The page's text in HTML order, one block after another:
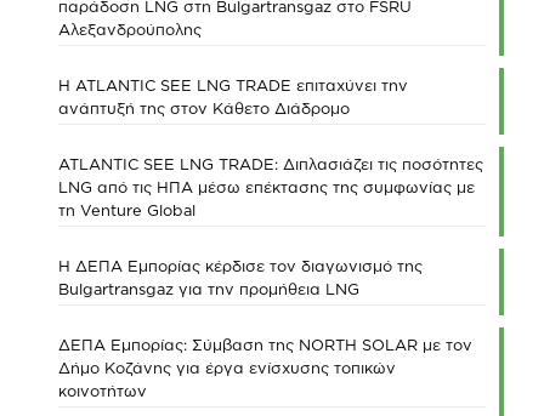
παράδοση LNG στη Bulgartransgaz στο FSRU
Αλεξανδρούπολης
Η ATLANTIC SEE LNG TRADE επιταχύνει την
ανάπτυξή της στον Κάθετο Διάδρομο
ATLANTIC SEE LNG TRADE: Διπλασιάζει τις ποσότητες
LNG από τις ΗΠΑ μέσω επέκτασης της συμφωνίας με
τη Venture Global
Η ΔΕΠΑ Εμπορίας κέρδισε τον διαγωνισμό της
Bulgartransgaz για την προμήθεια LNG
ΔΕΠΑ Εμπορίας: Σύμβαση της NORTH SOLAR με τον
Δήμο Κοζάνης για έργα ενίσχυσης τοπικών
κοινοτήτων